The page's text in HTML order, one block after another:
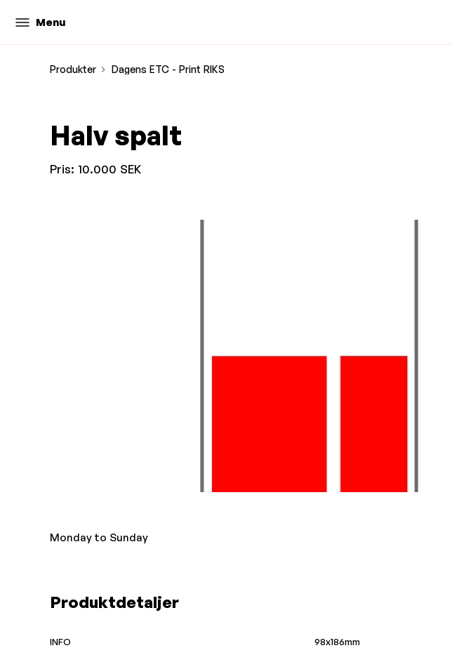
Menu
Produkter Dagens ETC - Print RIKS
Halv spalt
Pris: 10.000 SEK
Monday to Sunday
Produktdetaljer
INFO 98x186mm